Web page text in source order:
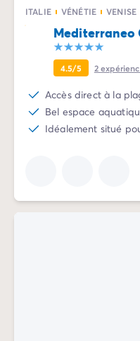
ITALIE VÉNÉTIE VENISE
Mediterraneo
4.5/5 2
Accès direct à la
Bel espace
Idéalement situé